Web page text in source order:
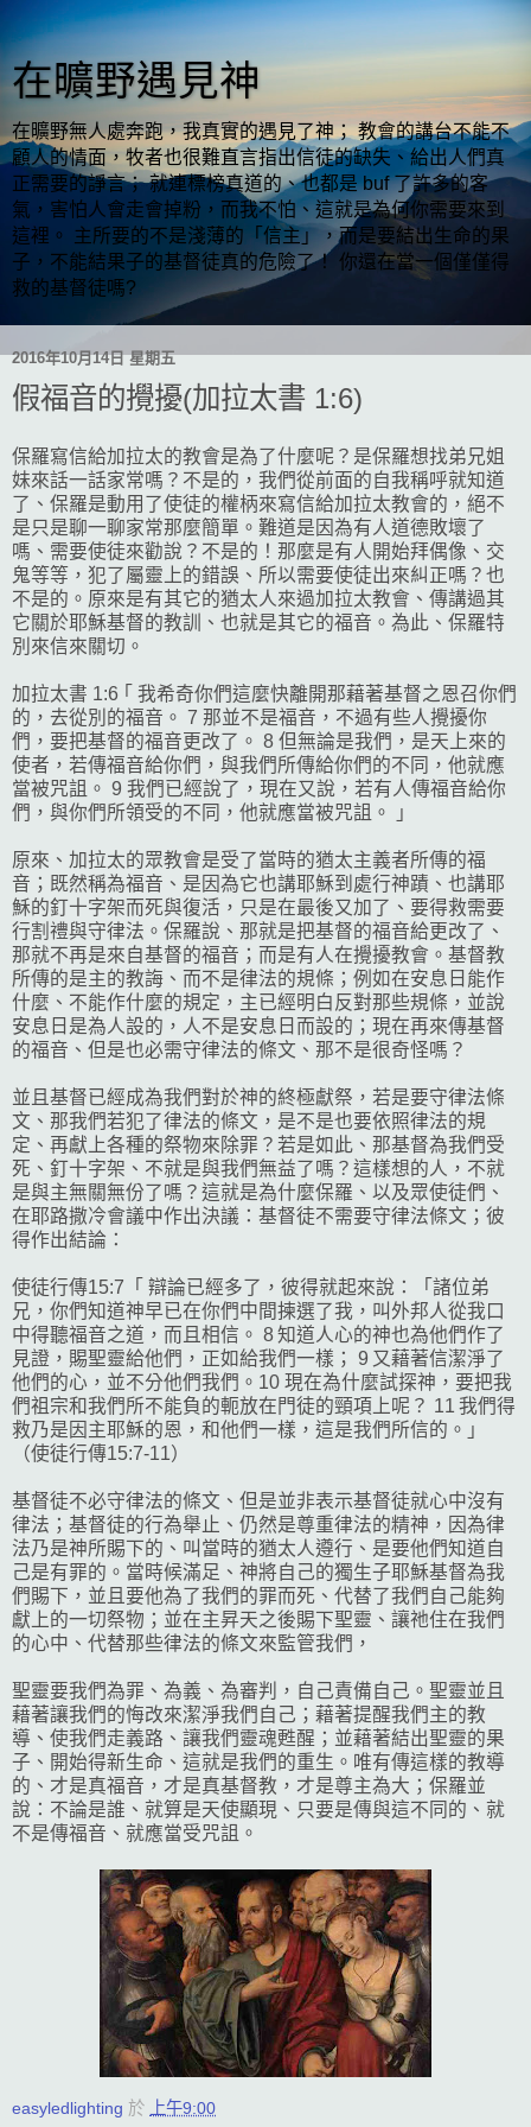
在曠野遇見神
在曠野無人處奔跑，我真實的遇見了神； 教會的講台不能不
顧人的情面，牧者也很難直言指出信徒的缺失、給出人們真
正需要的諍言； 就連標榜真道的、也都是 buf 了許多的客
氣，害怕人會走會掉粉，而我不怕、這就是為何你需要來到
這裡。 主所要的不是淺薄的「信主」，而是要結出生命的果
子，不能結果子的基督徒真的危險了！ 你還在當一個僅僅得
救的基督徒嗎?
2016年10月14日 星期五
假福音的攪擾(加拉太書 1:6)
保羅寫信給加拉太的教會是為了什麼呢？是保羅想找弟兄姐
妹來話一話家常嗎？不是的，我們從前面的自我稱呼就知道
了、保羅是動用了使徒的權柄來寫信給加拉太教會的，絕不
是只是聊一聊家常那麼簡單。難道是因為有人道德敗壞了
嗎、需要使徒來勸說？不是的！那麼是有人開始拜偶像、交
鬼等等，犯了屬靈上的錯誤、所以需要使徒出來糾正嗎？也
不是的。原來是有其它的猶太人來過加拉太教會、傳講過其
它關於耶穌基督的教訓、也就是其它的福音。為此、保羅特
別來信來關切。
加拉太書 1:6 ｢ 我希奇你們這麼快離開那藉著基督之恩召你們
的，去從別的福音。 7 那並不是福音，不過有些人攪擾你
們，要把基督的福音更改了。 8 但無論是我們，是天上來的
使者，若傳福音給你們，與我們所傳給你們的不同，他就應
當被咒詛。 9 我們已經說了，現在又說，若有人傳福音給你
們，與你們所領受的不同，他就應當被咒詛。 ｣
原來、加拉太的眾教會是受了當時的猶太主義者所傳的福
音；既然稱為福音、是因為它也講耶穌到處行神蹟、也講耶
穌的釘十字架而死與復活，只是在最後又加了、要得救需要
行割禮與守律法。保羅說、那就是把基督的福音給更改了、
那就不再是來自基督的福音；而是有人在攪擾教會。基督教
所傳的是主的教誨、而不是律法的規條；例如在安息日能作
什麼、不能作什麼的規定，主已經明白反對那些規條，並說
安息日是為人設的，人不是安息日而設的；現在再來傳基督
的福音、但是也必需守律法的條文、那不是很奇怪嗎？
並且基督已經成為我們對於神的終極獻祭，若是要守律法條
文、那我們若犯了律法的條文，是不是也要依照律法的規
定、再獻上各種的祭物來除罪？若是如此、那基督為我們受
死、釘十字架、不就是與我們無益了嗎？這樣想的人，不就
是與主無關無份了嗎？這就是為什麼保羅、以及眾使徒們、
在耶路撒冷會議中作出決議：基督徒不需要守律法條文；彼
得作出結論：
使徒行傳15:7「 辯論已經多了，彼得就起來說：「諸位弟
兄，你們知道神早已在你們中間揀選了我，叫外邦人從我口
中得聽福音之道，而且相信。 8 知道人心的神也為他們作了
見證，賜聖靈給他們，正如給我們一樣； 9 又藉著信潔淨了
他們的心，並不分他們我們。10 現在為什麼試探神，要把我
們祖宗和我們所不能負的軛放在門徒的頸項上呢？ 11 我們得
救乃是因主耶穌的恩，和他們一樣，這是我們所信的。」
（使徒行傳15:7-11）
基督徒不必守律法的條文、但是並非表示基督徒就心中沒有
律法；基督徒的行為舉止、仍然是尊重律法的精神，因為律
法乃是神所賜下的、叫當時的猶太人遵行、是要他們知道自
己是有罪的。當時候滿足、神將自己的獨生子耶穌基督為我
們賜下，並且要他為了我們的罪而死、代替了我們自己能夠
獻上的一切祭物；並在主昇天之後賜下聖靈、讓祂住在我們
的心中、代替那些律法的條文來監管我們，
聖靈要我們為罪、為義、為審判，自己責備自己。聖靈並且
藉著讓我們的悔改來潔淨我們自己；藉著提醒我們主的教
導、使我們走義路、讓我們靈魂甦醒；並藉著結出聖靈的果
子、開始得新生命、這就是我們的重生。唯有傳這樣的教導
的、才是真福音，才是真基督教，才是尊主為大；保羅並
說：不論是誰、就算是天使顯現、只要是傳與這不同的、就
不是傳福音、就應當受咒詛。
easyledlighting 於 上午9:00